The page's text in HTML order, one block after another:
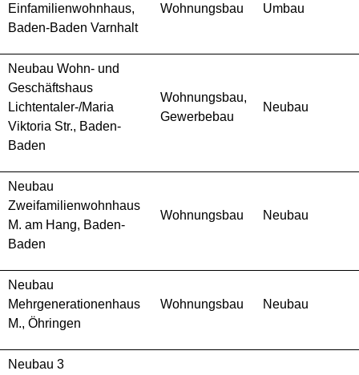
Einfamilienwohnhaus,
Baden-Baden Varnhalt
Wohnungsbau Umbau
Neubau Wohn- und
Geschäftshaus
Lichtentaler-/Maria
Viktoria Str., Baden-
Baden
Wohnungsbau,
Gewerbebau
Neubau
Neubau
Zweifamilienwohnhaus
M. am Hang, Baden-
Baden
Wohnungsbau Neubau
Neubau
Mehrgenerationenhaus
M., Öhringen
Wohnungsbau Neubau
Neubau 3